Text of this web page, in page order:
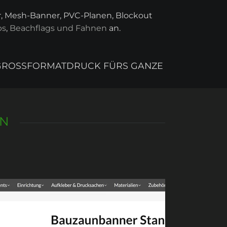
Mesh-Banner, PVC-Planen, Blockout
, Beachflags und Fahnen an.
FÜRS GANZE B